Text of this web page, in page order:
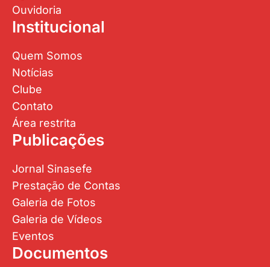
Ouvidoria
Institucional
Quem Somos
Notícias
Clube
Contato
Área restrita
Publicações
Jornal Sinasefe
Prestação de Contas
Galeria de Fotos
Galeria de Vídeos
Eventos
Documentos